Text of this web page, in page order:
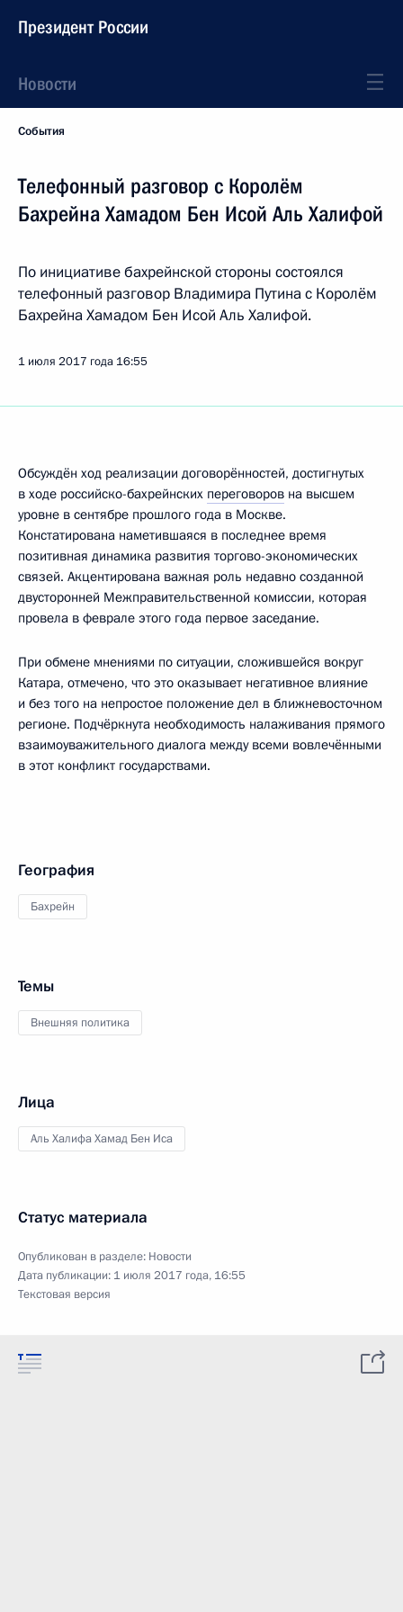
Президент России
Новости
События
Телефонный разговор с Королём
Бахрейна Хамадом Бен Исой Аль Халифой
По инициативе бахрейнской стороны состоялся
телефонный разговор Владимира Путина с Королём
Бахрейна Хамадом Бен Исой Аль Халифой.
1 июля 2017 года 16:55
Обсуждён ход реализации договорённостей, достигнутых
в ходе российско-бахрейнских переговоров на высшем
уровне в сентябре прошлого года в Москве.
Констатирована наметившаяся в последнее время
позитивная динамика развития торгово-экономических
связей. Акцентирована важная роль недавно созданной
двусторонней Межправительственной комиссии, которая
провела в феврале этого года первое заседание.
При обмене мнениями по ситуации, сложившейся вокруг
Катара, отмечено, что это оказывает негативное влияние
и без того на непростое положение дел в ближневосточном
регионе. Подчёркнута необходимость налаживания прямого
взаимоуважительного диалога между всеми вовлечёнными
в этот конфликт государствами.
География
Бахрейн
Темы
Внешняя политика
Лица
Аль Халифа Хамад Бен Иса
Статус материала
Опубликован в разделе: Новости
Дата публикации: 1 июля 2017 года, 16:55
Текстовая версия